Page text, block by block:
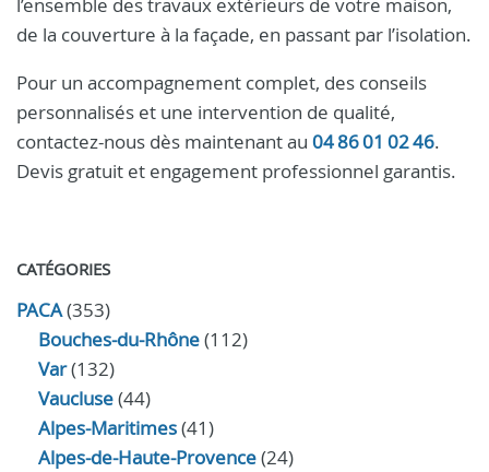
de la couverture à la façade, en passant par l’isolation.
Pour un accompagnement complet, des conseils
personnalisés et une intervention de qualité,
contactez-nous dès maintenant au 04 86 01 02 46.
Devis gratuit et engagement professionnel garantis.
CATÉGORIES
PACA(353)
Bouches-du-Rhône(112)
Var(132)
Vaucluse(44)
Alpes-Maritimes(41)
Alpes-de-Haute-Provence(24)